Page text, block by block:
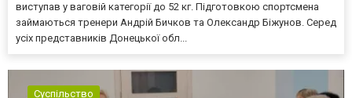
виступав у ваговій категорії до 52 кг. Підготовкою спортсмена
займаються тренери Андрій Бичков та Олександр Біжунов. Серед
усіх представників Донецької обл...
Суспільство